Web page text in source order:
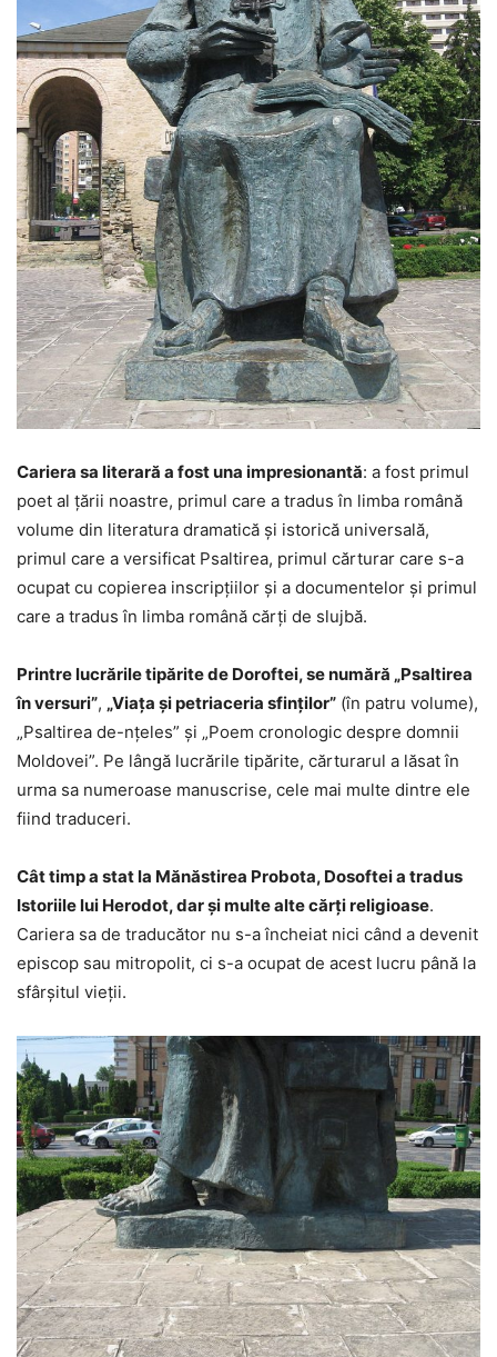
Cariera sa literară a fost una impresionantă: a fost primul
poet al ţării noastre, primul care a tradus în limba română
volume din literatura dramatică şi istorică universală,
primul care a versificat Psaltirea, primul cărturar care s-a
ocupat cu copierea inscripţiilor şi a documentelor şi primul
care a tradus în limba română cărţi de slujbă.
Printre lucrările tipărite de Doroftei, se numără „Psaltirea
în versuri”, „Viaţa şi petriaceria sfinţilor” (în patru volume),
„Psaltirea de-nţeles” şi „Poem cronologic despre domnii
Moldovei”. Pe lângă lucrările tipărite, cărturarul a lăsat în
urma sa numeroase manuscrise, cele mai multe dintre ele
fiind traduceri.
Cât timp a stat la Mănăstirea Probota, Dosoftei a tradus
Istoriile lui Herodot, dar şi multe alte cărţi religioase.
Cariera sa de traducător nu s-a încheiat nici când a devenit
episcop sau mitropolit, ci s-a ocupat de acest lucru până la
sfârşitul vieţii.